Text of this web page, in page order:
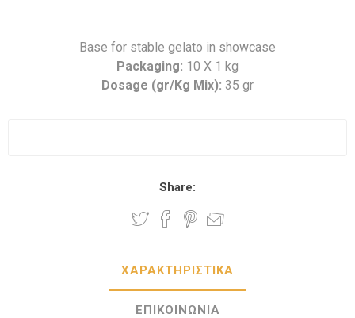
Base for stable gelato in showcase
Packaging: 10 X 1 kg
Dosage (gr/Kg Mix): 35 gr
Share:
ΧΑΡΑΚΤΗΡΙΣΤΙΚΑ
ΕΠΙΚΟΙΝΩΝΙΑ